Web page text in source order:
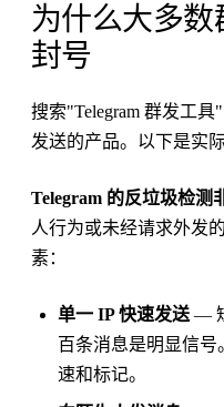
为什么大多
封号
搜索"Telegram 群发工
发送的产品。以下是实
Telegram 的反垃圾检测
人行为或未经请求外发
素：
单一 IP 快速发送 —
百条消息是明显信号
速和标记。